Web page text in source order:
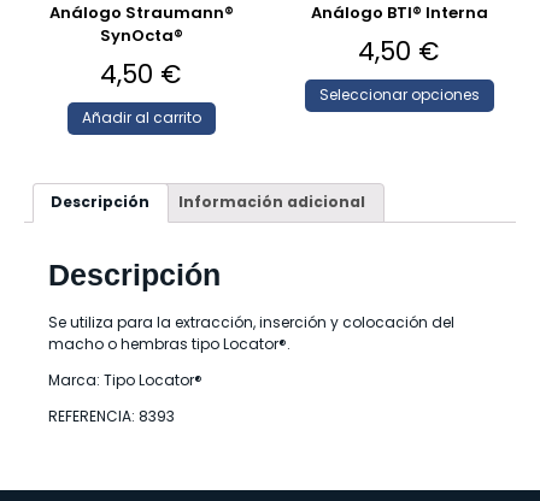
Análogo Straumann®
SynOcta®
4,50 €
Añadir al carrito
Análogo BTI® Interna
4,50 €
Seleccionar opciones
Descripción Información adicional
Descripción
Se utiliza para la extracción, inserción y colocación del
macho o hembras tipo Locator®.
Marca: Tipo Locator®
REFERENCIA: 8393